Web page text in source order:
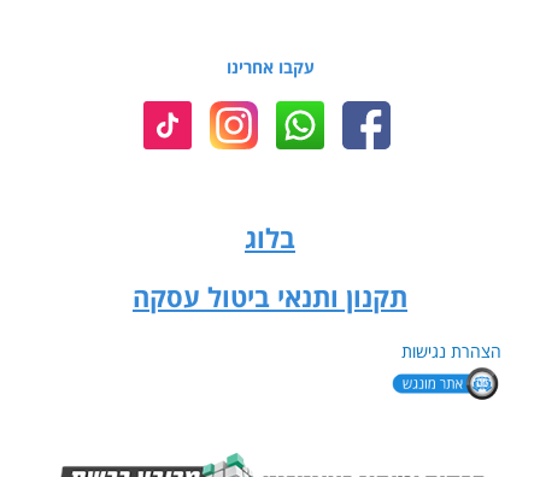
עקבו אחרינו
בלוג
תקנון ותנאי ביטול עסקה
הצהרת נגישות